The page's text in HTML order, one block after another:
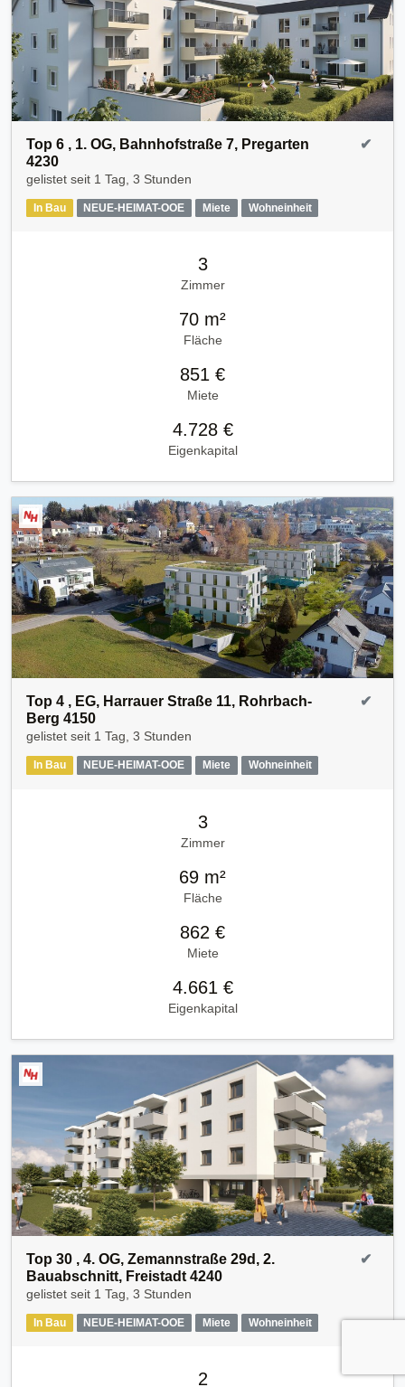
Top 6 , 1. OG, Bahnhofstraße 7, Pregarten
4230
gelistet seit 1 Tag, 3 Stunden
In Bau NEUE-HEIMAT-OOE Miete Wohneinheit
✔
3
Zimmer
70 m²
Fläche
851 €
Miete
4.728 €
Eigenkapital
Top 4 , EG, Harrauer Straße 11, Rohrbach-
Berg 4150
gelistet seit 1 Tag, 3 Stunden
In Bau NEUE-HEIMAT-OOE Miete Wohneinheit
✔
3
Zimmer
69 m²
Fläche
862 €
Miete
4.661 €
Eigenkapital
Top 30 , 4. OG, Zemannstraße 29d, 2.
Bauabschnitt, Freistadt 4240
gelistet seit 1 Tag, 3 Stunden
In Bau NEUE-HEIMAT-OOE Miete Wohneinheit
✔
2